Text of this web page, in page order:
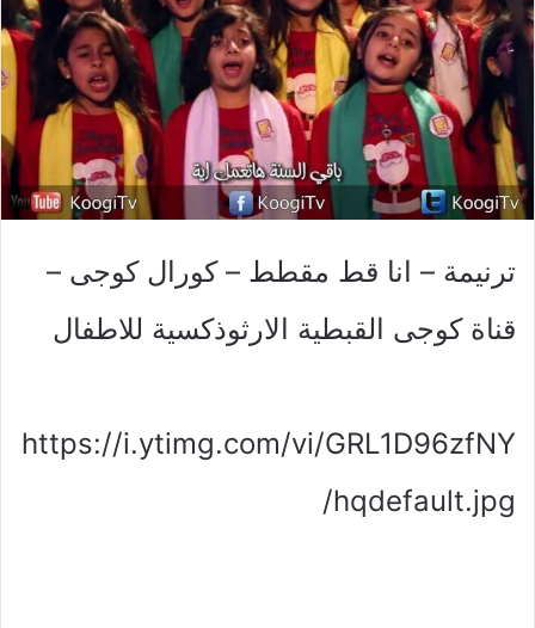
ترنيمة – انا قط مقطط – كورال كوجى –
قناة كوجى القبطية الارثوذكسية للاطفال
https://i.ytimg.com/vi/GRL1D96zfNY
/hqdefault.jpg